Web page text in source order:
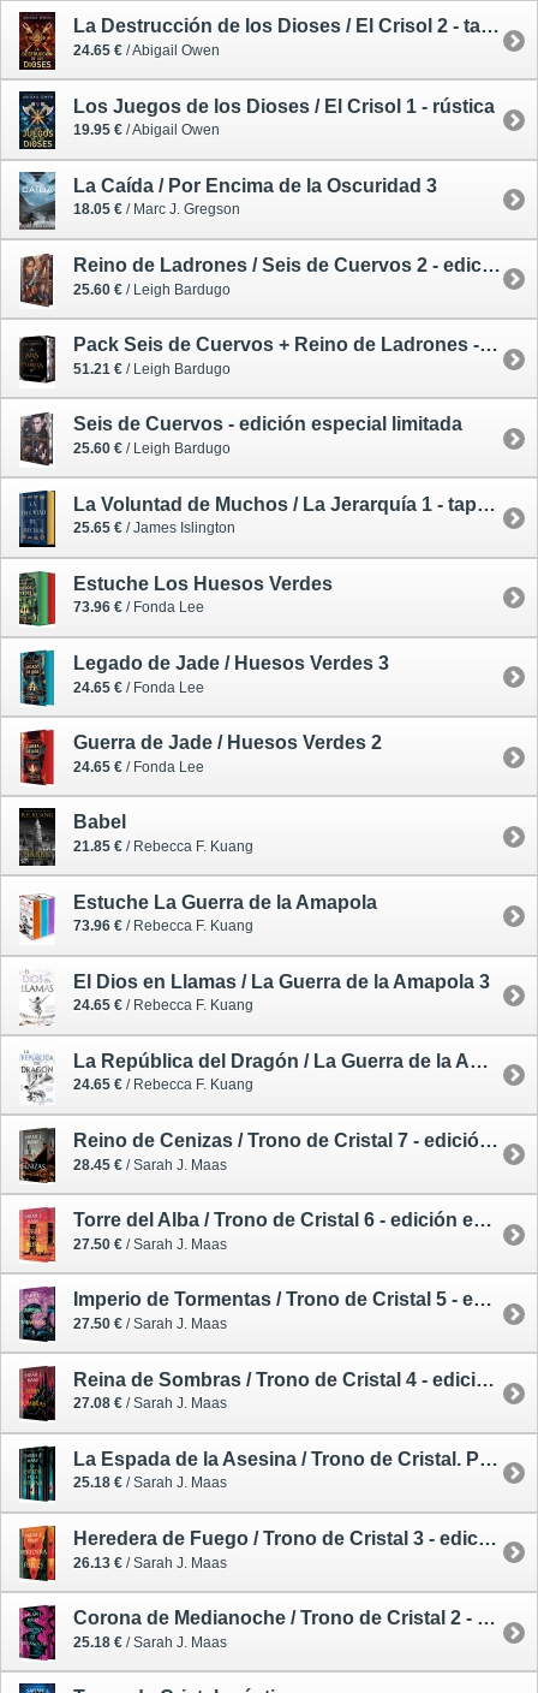
La Destrucción de los Dioses / El Crisol 2 - tapa dura - edición limitada
24.65 € / Abigail Owen
Los Juegos de los Dioses / El Crisol 1 - rústica
19.95 € / Abigail Owen
La Caída / Por Encima de la Oscuridad 3
18.05 € / Marc J. Gregson
Reino de Ladrones / Seis de Cuervos 2 - edición especial limitada
25.60 € / Leigh Bardugo
Pack Seis de Cuervos + Reino de Ladrones - edición especial limitada
51.21 € / Leigh Bardugo
Seis de Cuervos - edición especial limitada
25.60 € / Leigh Bardugo
La Voluntad de Muchos / La Jerarquía 1 - tapa dura
25.65 € / James Islington
Estuche Los Huesos Verdes
73.96 € / Fonda Lee
Legado de Jade / Huesos Verdes 3
24.65 € / Fonda Lee
Guerra de Jade / Huesos Verdes 2
24.65 € / Fonda Lee
Babel
21.85 € / Rebecca F. Kuang
Estuche La Guerra de la Amapola
73.96 € / Rebecca F. Kuang
El Dios en Llamas / La Guerra de la Amapola 3
24.65 € / Rebecca F. Kuang
La República del Dragón / La Guerra de la Amapola 2
24.65 € / Rebecca F. Kuang
Reino de Cenizas / Trono de Cristal 7 - edición especial limitada
28.45 € / Sarah J. Maas
Torre del Alba / Trono de Cristal 6 - edición especial limitada
27.50 € / Sarah J. Maas
Imperio de Tormentas / Trono de Cristal 5 - edición especial limitada
27.50 € / Sarah J. Maas
Reina de Sombras / Trono de Cristal 4 - edición especial limitada
27.08 € / Sarah J. Maas
La Espada de la Asesina / Trono de Cristal. Precuela - edición especial limitada
25.18 € / Sarah J. Maas
Heredera de Fuego / Trono de Cristal 3 - edición especial limitada
26.13 € / Sarah J. Maas
Corona de Medianoche / Trono de Cristal 2 - edición especial limitada
25.18 € / Sarah J. Maas